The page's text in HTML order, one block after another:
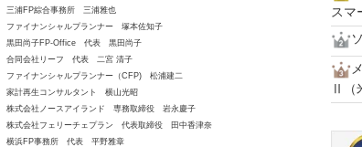
三浦FP綜合事務所 三浦雅也
ファイナンシャルプランナー 塚本佐知子
黒田尚子FP-Office 代表 黒田尚子
合同会社リーフ 代表 二宮 清子
ファイナンシャルプランナー（CFP) 松浦建二
家計再生コンサルタント 横山光昭
株式会社ノースアイランド 専務取締役 岩永慶子
株式会社フェリーチェプラン 代表取締役 田中香津奈
横浜FP事務所 代表 平野雅章
スマ
Ⅱ（